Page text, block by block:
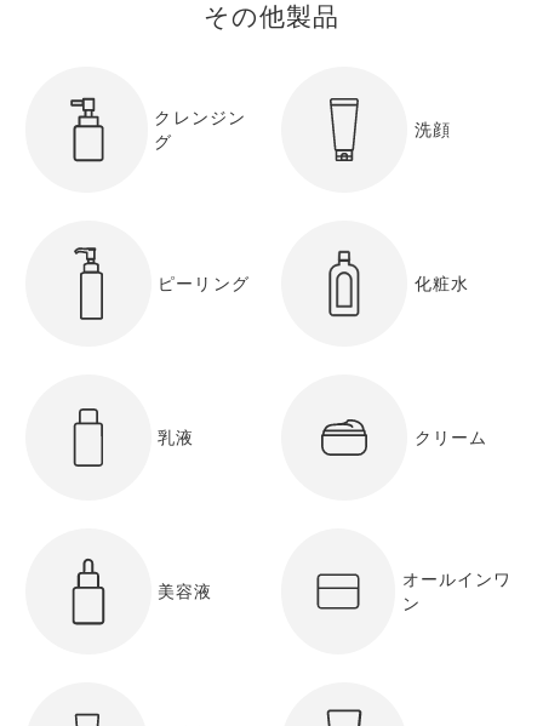
その他製品
クレンジン
グ
洗顔
ピーリング 化粧水
乳液 クリーム
美容液
オールインワ
ン